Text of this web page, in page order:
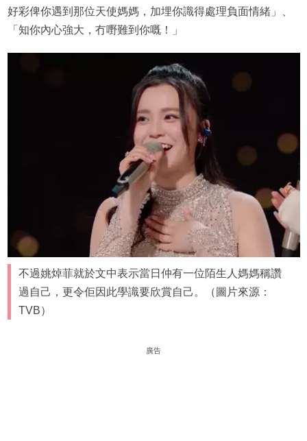
好彩俾你遇到那位天使媽媽，加埋你識得處理負面情緒」、
「知你內心強大，冇嘢難到你嘅！」
不過姚焯菲就於文中表示當日仲有一位陌生人媽媽稱讚
過自己，更令佢因此學識要欣賞自己。（圖片來源：
TVB）
廣告